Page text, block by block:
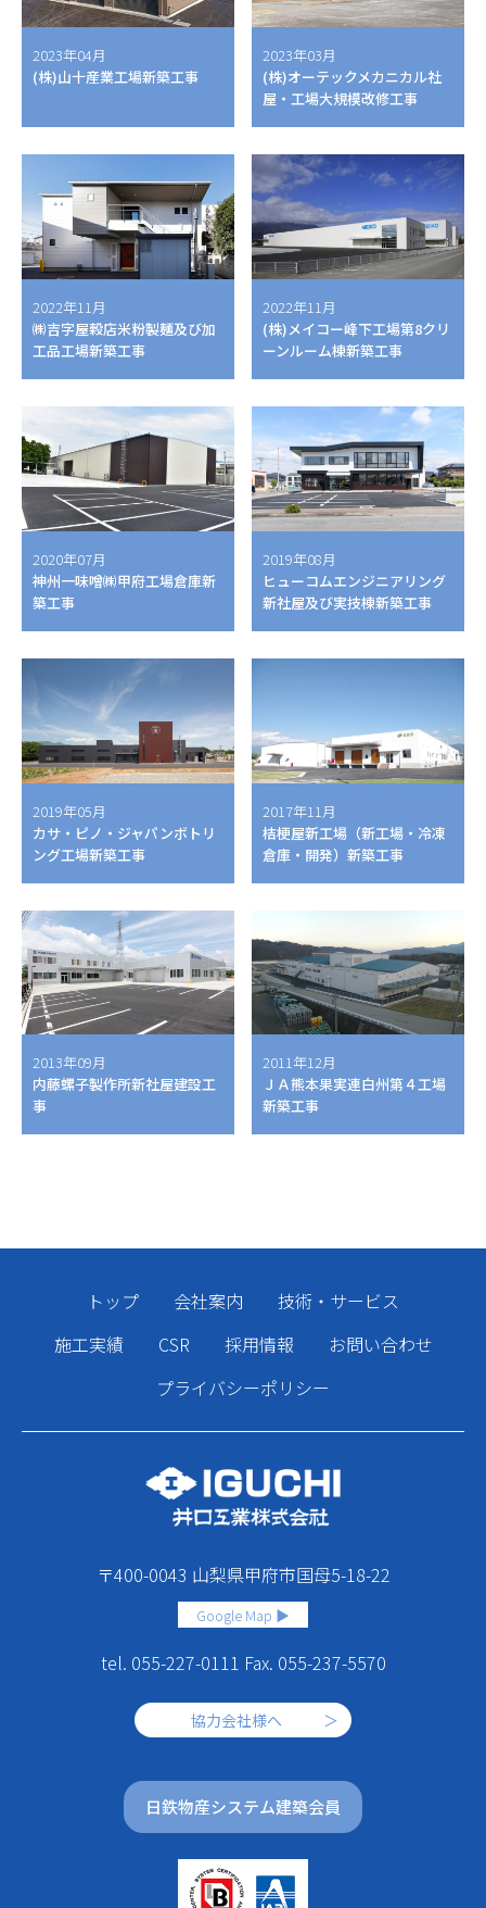
2023年04月
(株)山十産業工場新築工事
2023年03月
(株)オーテックメカニカル社
屋・工場大規模改修工事
2022年11月
㈱吉字屋穀店米粉製麺及び加
工品工場新築工事
2022年11月
(株)メイコー峰下工場第8クリ
ーンルーム棟新築工事
2020年07月
神州一味噌㈱甲府工場倉庫新
築工事
2019年08月
ヒューコムエンジニアリング
新社屋及び実技棟新築工事
2019年05月
カサ・ピノ・ジャパンボトリ
ング工場新築工事
2017年11月
桔梗屋新工場（新工場・冷凍
倉庫・開発）新築工事
2013年09月
内藤螺子製作所新社屋建設工
事
2011年12月
ＪＡ熊本果実連白州第４工場
新築工事
トップ 会社案内
技術・サービス
施工実績
CSR 採用情報
お問い合わせ
プライバシーポリシー
〒400-0043 ⼭梨県甲府市国⺟5-18-22
Google Map ▶︎
tel. 055-227-0111 Fax. 055-237-5570
協力会社様へ
日鉄物産システム建築会員